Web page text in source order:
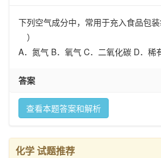
下列空气成分中，常用于充入食品包
）
A．氮气 B．氧气 C．二氧化碳 D．稀
答案
查看本题答案和解析
化学 试题推荐